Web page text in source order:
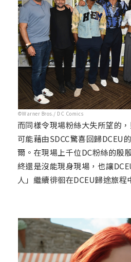
©Warner Bros./ DC Comics
而同樣令現場粉絲大失所望的
可能藉由SDCC驚喜回歸DCEU
爾。在現場上千位DC粉絲的殷
終還是沒能現身現場，也讓
人」繼續徘徊在DCEU歸途旅程